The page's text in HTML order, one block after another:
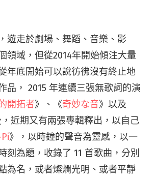
，遊走於劇場、舞蹈、音樂、影
領域，但從2014年開始傾注大量
年底開始可以說彷彿沒有終止地
品， 2015 年連續三張無歌詞的演
開拓者》、《奇妙な音》以及
近期又有兩張專輯釋出，以自己
》，以時鐘的聲音為靈感，以一
刻為題，收錄了 11 首歌曲，分別
為名，或者燦爛光明、或者平靜